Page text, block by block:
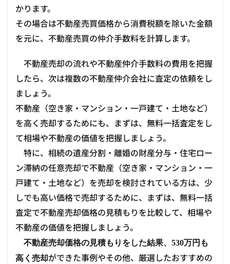
かります。
その場合は不動産売買価格から消費税額を除いた金額
を元に、不動産売買の仲介手数料を計算します。
不動産売却の流れや不動産仲介手数料の費用を把握
したら、次は複数の不動産仲介会社に査定の依頼をし
ましょう。
不動産（空き家・マンション・一戸建て・土地など）
を高く売却するためにも、まずは、無料一括査定をし
て相場や不動産の価値を把握しましょう。
特に、相続の遺産分割・離婚の財産分与・住宅ロー
ン滞納の任意売却で不動産（空き家・マンション・一
戸建て・土地など）を売却を検討されている方は、少
しでも高い価格で売却するために、まずは、無料一括
査定で不動産売却価格の見積もりを比較して、相場や
不動産の価値を把握しましょう。
不動産売却価格の見積もりをした結果、530万円も
高く売却ができた事例やその他、厳選したおすすめの